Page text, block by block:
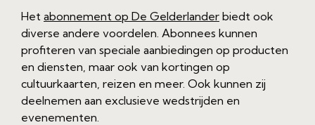
Het abonnement op De Gelderlander biedt ook
diverse andere voordelen. Abonnees kunnen
profiteren van speciale aanbiedingen op producten
en diensten, maar ook van kortingen op
cultuurkaarten, reizen en meer. Ook kunnen zij
deelnemen aan exclusieve wedstrijden en
evenementen.